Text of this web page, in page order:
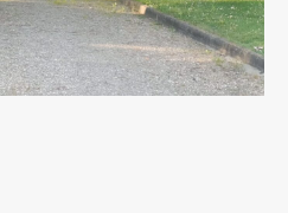
Next